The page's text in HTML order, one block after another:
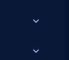
expand_more
expand_more